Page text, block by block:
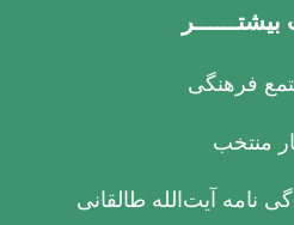
فرهنگی
منتخب
نامه آیت‌الله طالقانی